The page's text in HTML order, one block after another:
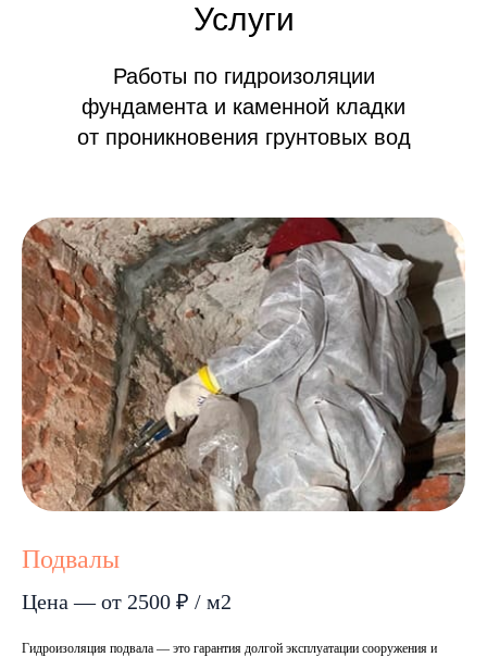
Услуги
Работы по гидроизоляции
фундамента и каменной кладки
от проникновения грунтовых вод
Подвалы
Цена — от 2500 ₽ / м2
Гидроизоляция подвала — это гарантия долгой эксплуатации сооружения и